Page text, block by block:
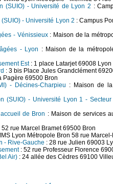
(SUIO) - Université de Lyon 2 :
- Université Lyon 2 : Campus
- Vénissieux: Maison de la
- Lyon : Maison de la
Est: 1 place Latarjet 69008 Lyon
: 3 bis Place Jules Grandclément
Pagère 69500 Bron
- Décines-Charpieu : Maison de
(SUIO) - Université Lyon 1 - Secteur
de Bron : Maison de services
52 rue Marcel Bramet 69500 Bron
Lyon Métropole Bron 58 rue
- Rive-Gauche : 28 rue Julien 69003
: 52 rue Professeur Florence
Air) : 24 allée des Cèdres 69100